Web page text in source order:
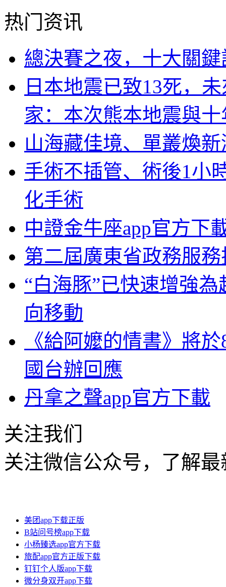
热门资讯
總決賽之夜，十大關
日本地震已致13死，
家：本次熊本地震與
山海藏佳境、單叢煥
手術不插管、術後1小
化手術
中證金牛座app官方下
第二屆廣東省政務服
“白海豚”已快速增強
向移動
《給阿嬤的情書》將
國台辦回應
丹拿之聲app官方下載
关注我们
关注微信公众号，了解
美团app下载正版
B站问号榜app下载
小杨臻选app官方下载
旅配app官方正版下载
钉钉个人版app下载
微分身双开app下载